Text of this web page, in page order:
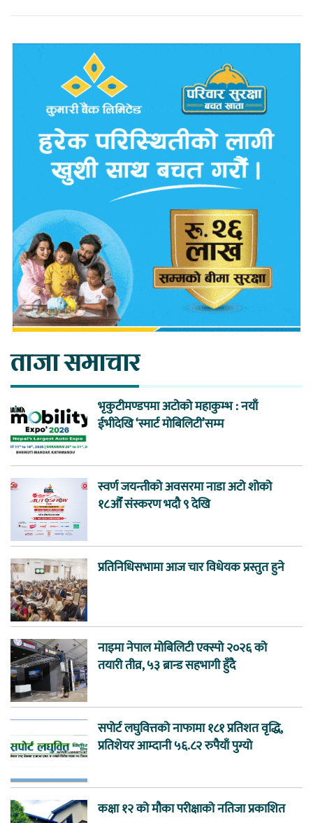
ताजा समाचार
भृकुटीमण्डपमा अटोको महाकुम्भ : नयाँ
ईभीदेखि ‘स्मार्ट मोबिलिटी’सम्म
स्वर्ण जयन्तीको अवसरमा नाडा अटो शोको
१८औँ संस्करण भदौ ९ देखि
प्रतिनिधिसभामा आज चार विधेयक प्रस्तुत हुने
नाइमा नेपाल मोबिलिटी एक्स्पो २०२६ को
तयारी तीव्र, ५३ ब्रान्ड सहभागी हुँदै
सपोर्ट लघुवित्तको नाफामा १८१ प्रतिशत वृद्धि,
प्रतिशेयर आम्दानी ५६.८२ रुपैयाँ पुग्यो
कक्षा १२ को मौका परीक्षाको नतिजा प्रकाशित